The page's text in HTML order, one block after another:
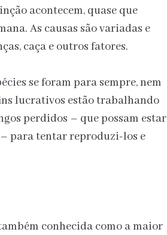
acontecem, quase que
As causas são variadas e
caça e outros fatores.
se foram para sempre, nem
lucrativos estão trabalhando
perdidos – que possam estar
para tentar reproduzi-los e
conhecida como a maior